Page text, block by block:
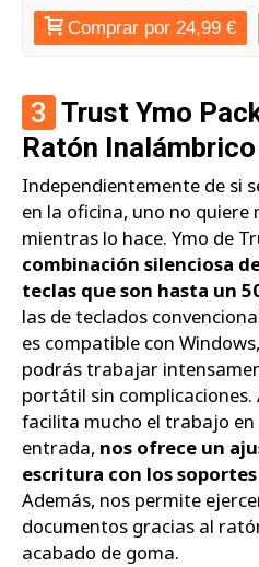
Comprar por 24,99 €
3 Trust Ymo
Ratón Inalámbrico
Independientemente de si
en la oficina, uno no quiere
mientras lo hace. Ymo de
combinación silenciosa
teclas que son hasta un
las de teclados
es compatible con
podrás trabajar
portátil sin complicaciones.
facilita mucho el trabajo
entrada, nos ofrece un
escritura con los
Además, nos permite
documentos gracias al
acabado de goma.